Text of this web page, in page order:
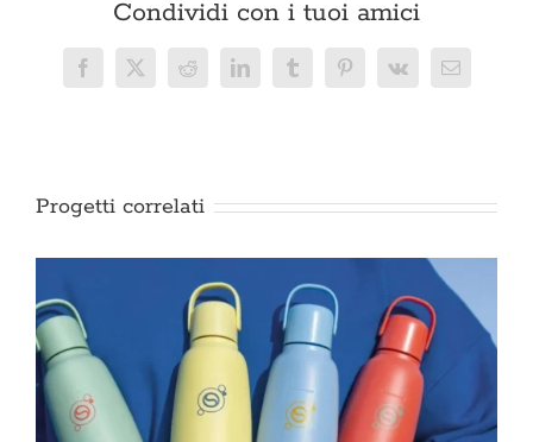
Condividi con i tuoi amici
Facebook
X RedditLinkedInTumblrPinterest
Vk Email
Progetti correlati